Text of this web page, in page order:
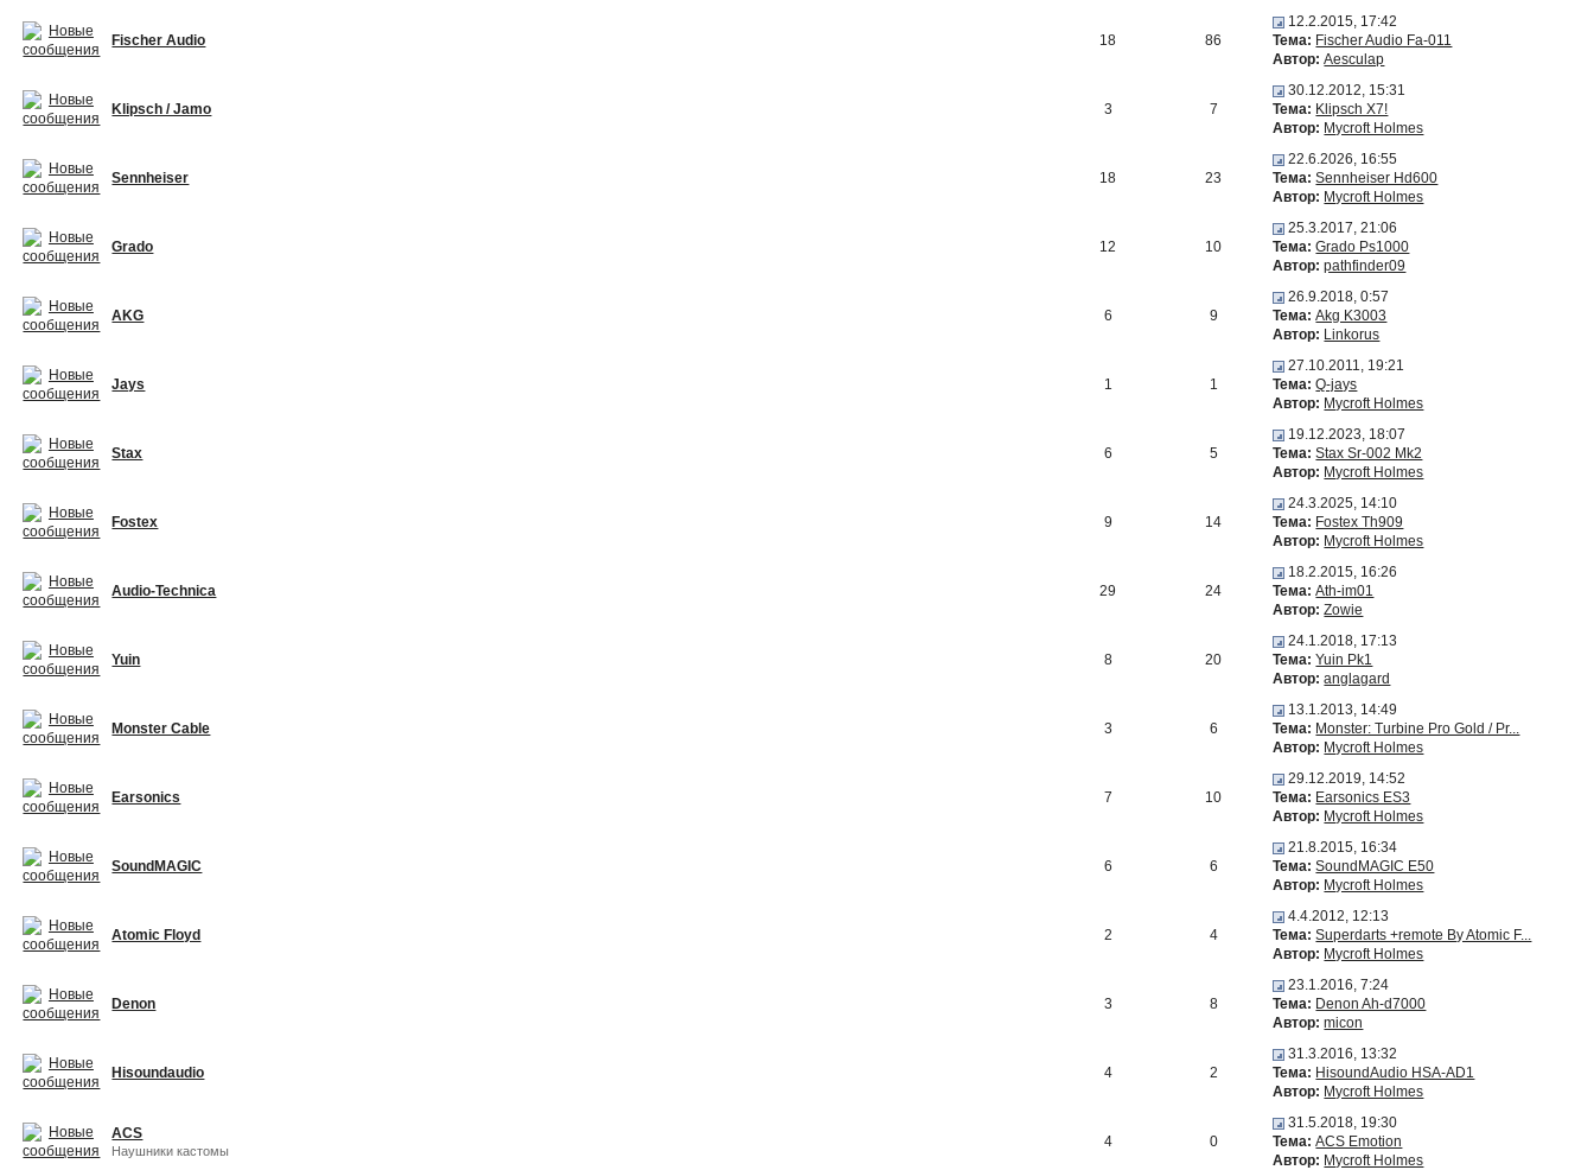
Fischer Audio 18 86
12.2.2015, 17:42
Тема: Fischer Audio Fa-011
Автор: Aesculap
Klipsch / Jamo 3 7
30.12.2012, 15:31
Тема: Klipsch X7!
Автор: Mycroft Holmes
Sennheiser 18 23
22.6.2026, 16:55
Тема: Sennheiser Hd600
Автор: Mycroft Holmes
Grado 12 10
25.3.2017, 21:06
Тема: Grado Ps1000
Автор: pathfinder09
AKG 6 9
26.9.2018, 0:57
Тема: Akg K3003
Автор: Linkorus
Jays 1 1
27.10.2011, 19:21
Тема: Q-jays
Автор: Mycroft Holmes
Stax 6 5
19.12.2023, 18:07
Тема: Stax Sr-002 Mk2
Автор: Mycroft Holmes
Fostex 9 14
24.3.2025, 14:10
Тема: Fostex Th909
Автор: Mycroft Holmes
Audio-Technica 29 24
18.2.2015, 16:26
Тема: Ath-im01
Автор: Zowie
Yuin 8 20
24.1.2018, 17:13
Тема: Yuin Pk1
Автор: anglagard
Monster Cable 3 6
13.1.2013, 14:49
Тема: Monster: Turbine Pro Gold / Pr...
Автор: Mycroft Holmes
Earsonics 7 10
29.12.2019, 14:52
Тема: Earsonics ES3
Автор: Mycroft Holmes
SoundMAGIC 6 6
21.8.2015, 16:34
Тема: SoundMAGIC E50
Автор: Mycroft Holmes
Atomic Floyd 2 4
4.4.2012, 12:13
Тема: Superdarts +remote By Atomic F...
Автор: Mycroft Holmes
Denon 3 8
23.1.2016, 7:24
Тема: Denon Ah-d7000
Автор: micon
Hisoundaudio 4 2
31.3.2016, 13:32
Тема: HisoundAudio HSA-AD1
Автор: Mycroft Holmes
ACS
Наушники кастомы
4 0
31.5.2018, 19:30
Тема: ACS Emotion
Автор: Mycroft Holmes